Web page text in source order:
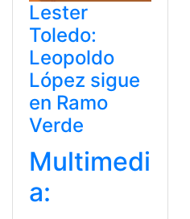
Lester
Toledo:
Leopoldo
López sigue
en Ramo
Verde
Multimedi
a: